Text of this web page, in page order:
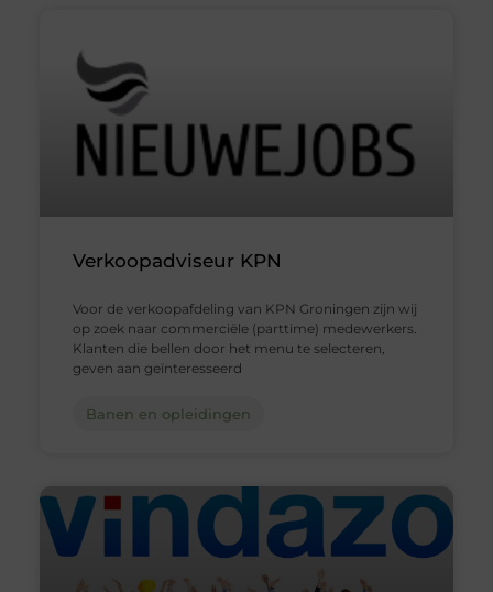
Verkoopadviseur KPN
Voor de verkoopafdeling van KPN Groningen zijn wij
op zoek naar commerciële (parttime) medewerkers.
Klanten die bellen door het menu te selecteren,
geven aan geïnteresseerd
Banen en opleidingen